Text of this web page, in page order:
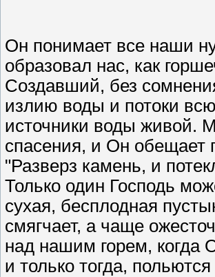
Он понимает все наши
образовал нас, как
Создавший, без
излию воды и потоки
источники воды живой.
спасения, и Он обещает
"Разверз камень, и
Только один Господь
сухая, бесплодная
смягчает, а чаще
над нашим горем, когда
и только тогда,